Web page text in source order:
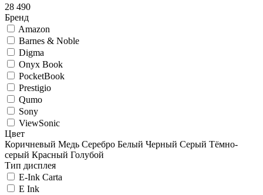
28 490
Бренд
Amazon
Barnes & Noble
Digma
Onyx Book
PocketBook
Prestigio
Qumo
Sony
ViewSonic
Цвет
Коричневый Медь Серебро Белый Черный Серый Тёмно-
серый Красный Голубой
Тип дисплея
E-Ink Carta
E Ink